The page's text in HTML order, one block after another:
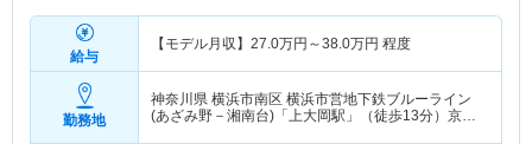
給与
【モデル月収】 27.0万円～38.0万円 程度
勤務地
神奈川県 横浜市南区 横浜市営地下鉄ブルーライン
(あざみ野－湘南台)「上大岡駅」（徒歩13分）京急